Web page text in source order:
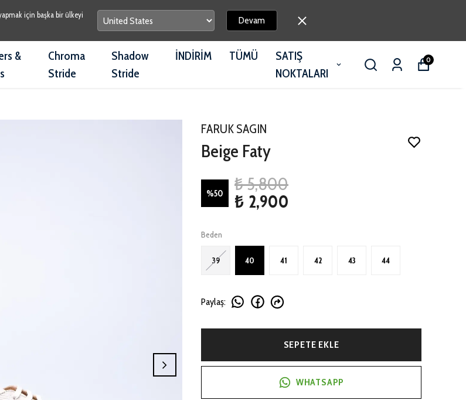
için başka bir ülkeyi
Devam
&
Chroma
Stride
Shadow
Stride
İNDİRİM TÜMÜ
SATIŞ
NOKTALARI
0
FARUK SAGIN
Beige Faty
%50
₺ 5,800
₺ 2,900
Beden
39 40 41 42 43 44
Paylaş:
SEPETE EKLE
WHATSAPP